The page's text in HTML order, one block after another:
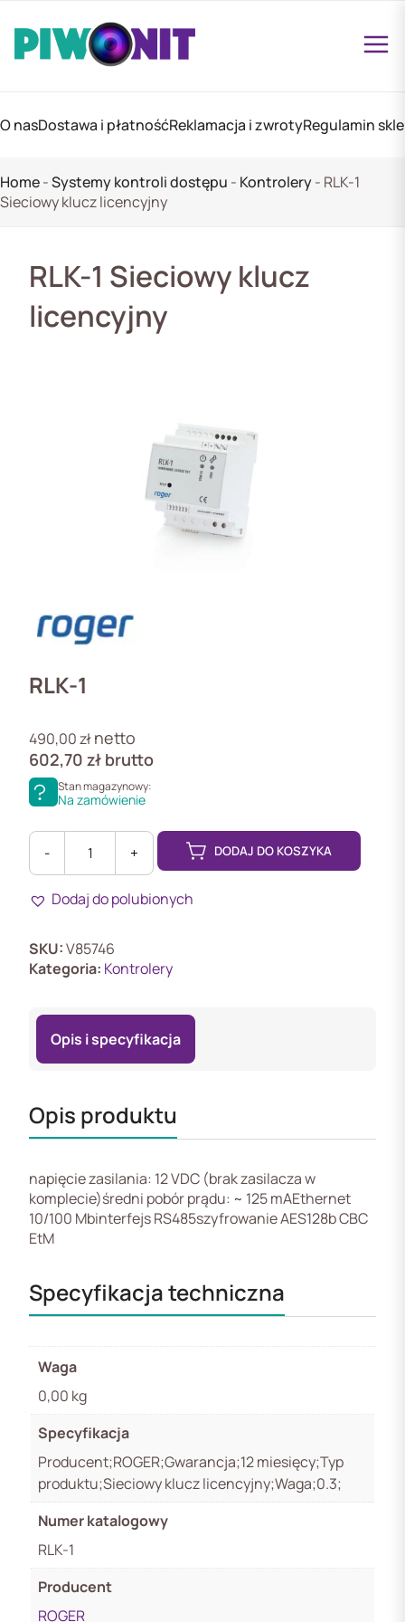
O nasDostawa i płatnośćReklamacja i zwrotyRegulamin
Home-Systemy kontroli dostępu - Kontrolery- RLK-1
Sieciowy klucz licencyjny
RLK-1 Sieciowy klucz
licencyjny
RLK-1
490,00złnetto
602,70 zł brutto
Stan magazynowy:
Na zamówienie
-
RLK-
1
klucz
licencyjny
+ DODAJ DO KOSZYKA
Dodaj do polubionych
SKU:V85746
Kategoria: Kontrolery
Opis i specyfikacja
Opis produktu
napięcie zasilania: 12 VDC (brak zasilacza w
komplecie)średni pobór prądu: ~ 125 mAEthernet
10/100 Mbinterfejs RS485szyfrowanie AES128b CBC
EtM
Specyfikacja techniczna
Waga
0,00 kg
Specyfikacja
Producent;ROGER;Gwarancja;12 miesięcy;Typ
produktu;Sieciowy klucz licencyjny;Waga;0.3;
Numer katalogowy
RLK-1
Producent
ROGER